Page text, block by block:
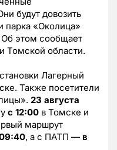
будут довозить
парка «Околица»
этом сообщает
Томской области.
Лагерный
Также посетители
23 августа
с 12:00 в Томске и
маршрут
, а с ПАТП — в